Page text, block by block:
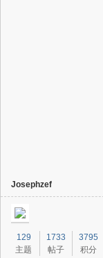
Josephzef
129
主题
1733
帖子
3795
积分